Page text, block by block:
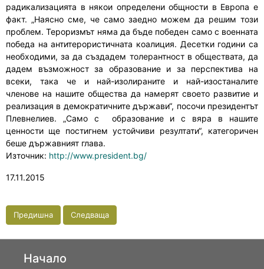
радикализацията в някои определени общности в Европа е
факт. „Наясно сме, че само заедно можем да решим този
проблем. Тероризмът няма да бъде победен само с военната
победа на антитерористичната коалиция. Десетки години са
необходими, за да създадем толерантност в обществата, да
дадем възможност за образование и за перспектива на
всеки, така че и най-изолираните и най-изостаналите
членове на нашите общества да намерят своето развитие и
реализация в демократичните държави“, посочи президентът
Плевнелиев. „Само с образование и с вяра в нашите
ценности ще постигнем устойчиви резултати“, категоричен
беше държавният глава.
Източник: http://www.president.bg/
17.11.2015
Предишна Следваща
Начало